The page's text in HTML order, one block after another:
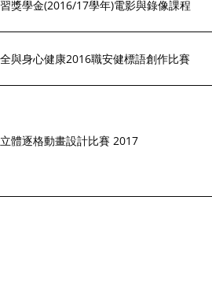
獎學金(2016/17學年)電影與錄像課程
與身心健康2016職安健標語創作比賽
體逐格動畫設計比賽 2017